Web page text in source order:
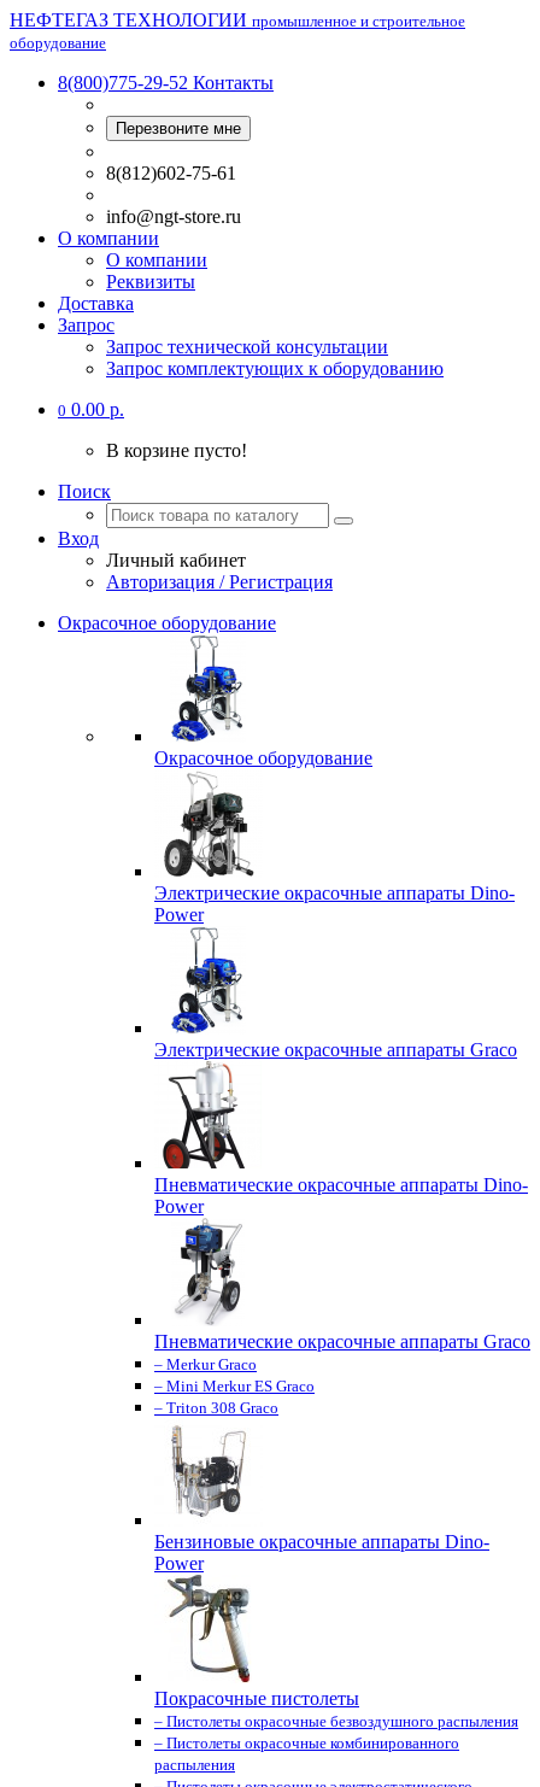
НЕФТЕГАЗ ТЕХНОЛОГИИ промышленное и строительное
оборудование
8(800)775-29-52 Контакты
Перезвоните мне
8(812)602-75-61
info@ngt-store.ru
О компании
О компании
Реквизиты
Доставка
Запрос
Запрос технической консультации
Запрос комплектующих к оборудованию
0 0.00 р.
В корзине пусто!
Поиск
Вход
Личный кабинет
Авторизация / Регистрация
Окрасочное оборудование
Окрасочное оборудование
Электрические окрасочные аппараты Dino-
Power
Электрические окрасочные аппараты Graco
Пневматические окрасочные аппараты Dino-
Power
Пневматические окрасочные аппараты Graco
– Merkur Graco
– Mini Merkur ES Graco
– Triton 308 Graco
Бензиновые окрасочные аппараты Dino-
Power
Покрасочные пистолеты
– Пистолеты окрасочные безвоздушного распыления
– Пистолеты окрасочные комбинированного
распыления